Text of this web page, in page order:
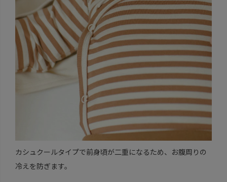
カシュクールタイプで前身頃が二重になるため、お腹周りの
冷えを防ぎます。